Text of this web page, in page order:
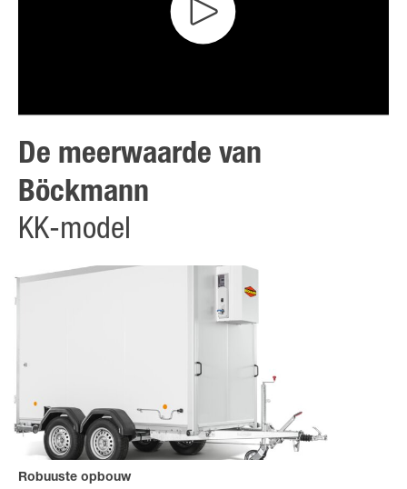
De meerwaarde van
Böckmann
KK-model
Robuuste opbouw